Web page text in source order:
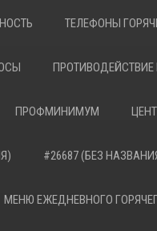
ТЕЛЕФОНЫ
ПРОФМИНИМУМ
#26687 (БЕЗ
МЕНЮ ЕЖЕДНЕВНОГО